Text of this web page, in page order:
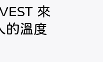
來
的溫度